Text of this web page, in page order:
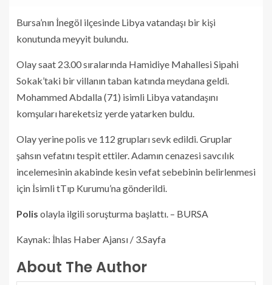
Bursa’nın İnegöl ilçesinde Libya vatandaşı bir kişi
konutunda meyyit bulundu.
Olay saat 23.00 sıralarında Hamidiye Mahallesi Sipahi
Sokak’taki bir villanın taban katında meydana geldi.
Mohammed Abdalla (71) isimli Libya vatandaşını
komşuları hareketsiz yerde yatarken buldu.
Olay yerine polis ve 112 grupları sevk edildi. Gruplar
şahsın vefatını tespit ettiler. Adamın cenazesi savcılık
incelemesinin akabinde kesin vefat sebebinin belirlenmesi
için İsimli tTıp Kurumu’na gönderildi.
Polis olayla ilgili soruşturma başlattı. – BURSA
Kaynak: İhlas Haber Ajansı / 3.Sayfa
About The Author